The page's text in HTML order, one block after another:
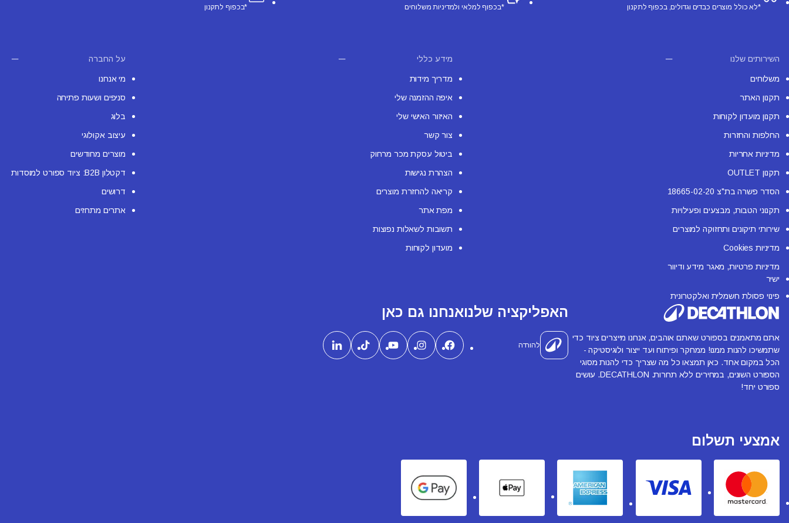
*לא כולל מוצרים כבדים וגדולים, בכפוף לתקנון *בכפוף למלאי ולמדיניות משלוחים *בכפוף לתקנון
השירותים שלנו
משלוחים
תקנון האתר
תקנון מועדון לקוחות
החלפות והחזרות
מדיניות אחריות
תקנון OUTLET
הסדר פשרה בת"צ 18665-02-20
תקנוני הטבות, מבצעים ופעילויות
שירותי תיקונים ותחזוקה למוצרים
מדיניות Cookies
מדיניות פרטיות, מאגר מידע ודיוור
ישיר
פינוי פסולת חשמלית ואלקטרונית
מידע כללי
מדריך מידות
איפה ההזמנה שלי
האיזור האישי שלי
צור קשר
ביטול עסקת מכר מרחוק
הצהרת נגישות
קריאה להחזרת מוצרים
מפת אתר
תשובות לשאלות נפוצות
מועדון לקוחות
על החברה
מי אנחנו
סניפים ושעות פתיחה
בלוג
עיצוב אקולוגי
מוצרים מחודשים
דקטלון B2B: ציוד ספורט למוסדות
דרושים
אתרים מתחזים
אתם מתאמנים בספורט שאתם אוהבים, אנחנו מייצרים ציוד כדי
שתמשיכו להנות ממנו! ממחקר ופיתוח ועד ייצור ולוגיסטיקה -
הכל במקום אחד. כאן תמצאו כל מה שצריך כדי להנות מסוגי
הספורט השונים, במחירים ללא תחרות. DECATHLON. עושים
ספורט יחד!
האפליקציה שלנו
להורדה
אנחנו גם כאן
אמצעי תשלום
Mastercard
Visa
American express
Apple Pay
Google Pay